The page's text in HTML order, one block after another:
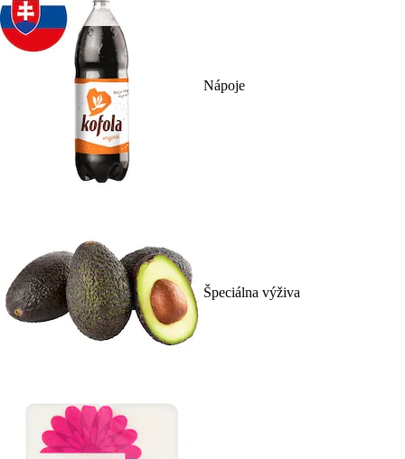
Nápoje
Špeciálna výživa